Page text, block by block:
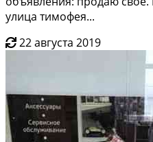
улица тимофея...
22 августа 2019